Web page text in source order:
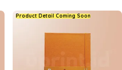
Product Detail Coming Soon